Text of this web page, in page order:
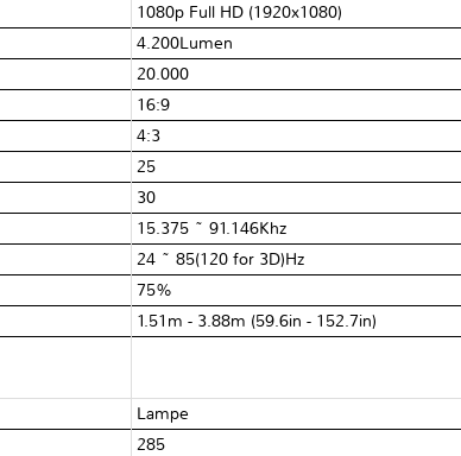
1080p Full HD (1920x1080)
4.200Lumen
20.000
16:9
4:3
25
30
15.375 ~ 91.146Khz
24 ~ 85(120 for 3D)Hz
75%
1.51m - 3.88m (59.6in - 152.7in)
Lampe
285